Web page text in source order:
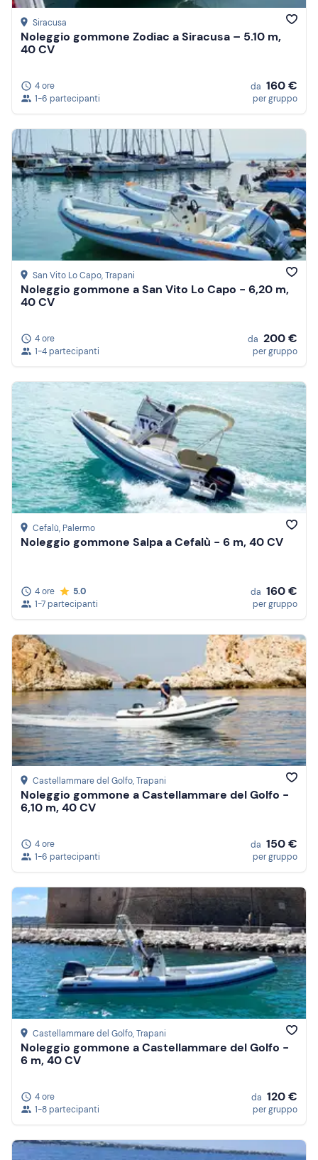
Siracusa
Noleggio gommone Zodiac a Siracusa – 5.10 m,
40 CV
4 ore
1-6 partecipanti
da 160 €
per gruppo
San Vito Lo Capo, Trapani
Noleggio gommone a San Vito Lo Capo - 6,20 m,
40 CV
4 ore
1-4 partecipanti
da 200 €
per gruppo
Cefalù, Palermo
Noleggio gommone Salpa a Cefalù - 6 m, 40 CV
4 ore
5.0
1-7 partecipanti
da 160 €
per gruppo
Castellammare del Golfo, Trapani
Noleggio gommone a Castellammare del Golfo -
6,10 m, 40 CV
4 ore
1-6 partecipanti
da 150 €
per gruppo
Castellammare del Golfo, Trapani
Noleggio gommone a Castellammare del Golfo -
6 m, 40 CV
4 ore
1-8 partecipanti
da 120 €
per gruppo